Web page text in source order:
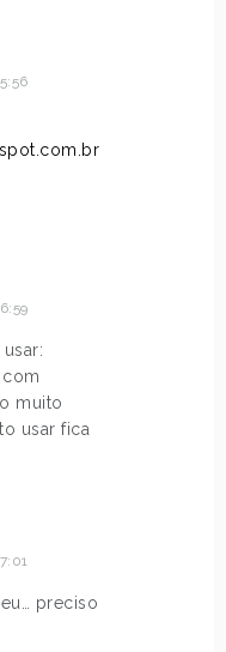
com
muito
usar fica
preciso